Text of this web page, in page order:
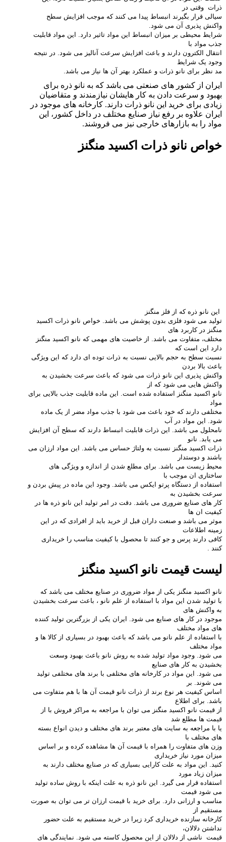
ذرات وقتی در
سیالی قرار بگیرند انبساط پیدا می کنند که موجب افزایش سطح
واکنش پذیری آن می شود.
شرایط محیطی بر میزان انبساط این مواد تاثیر دارد. این مواد قابلیت
جذب مواد با
انتقال الکترون دارند و باعث افزایش سرعت آنالیز می شود. در نتیجه
وجود یک شرایط
مد نظر برای نانو ذرات و عملکرد بهتر آن ها نیاز می باشد
ایران از کشور های صنعتی می باشد که به نانو ذره برای
بهبود و سرعت دادن به کار هایشان نیازمندند و متقاضیان
زیادی برای خرید این نانو ذرات دارند. کارخانه های موجود در
ایران علاوه بر رفع نیاز صنایع مختلف در داخل کشور، این
مواد را به بازارهای خارجی نیز می فروشند.
خواص نانو ذرات اکسید منگنز
این نانو ذره که از فلز منگنز
تولید می شود فلزی بدون پوشش می باشد. خواص نانو ذرات اکسید
منگنز در کاربرد های
مختلف، متفاوت می باشد. از خاصیت های مهمی که نانو اکسید منگنز
دارد این است که
نسبت سطح به حجم بالایی نسبت به ذرات توده ای دارد که این ویژگی
باعث بالا بردن
واکنش پذیری این نانو ذرات می شود که باعث سرعت بخشیدن به
واکنش هایی می شود که از
نانو اکسید منگنز استفاده شده است. این ماده قابلیت جذب بالایی برای
مواد
مختلفی دارند که خود باعث می شود با جذب مواد مضر از یک ماده
شود. این مواد در آب
نامحلول می باشد. این ذرات قابلیت انبساط دارند که سطح آن افزایش
می یابد. نانو
ذرات اکسید منگنز نسبت به ولتاژ حساس می باشد. این مواد ارزان می
باشند و دوستدار
محیط زیست می باشد. برای مطلع شدن از اندازه و ویژگی های
ساختاری ان موجب با
استفاده از دستگاه پرتو ایکس می باشد. وجود این ماده در پیش بردن و
سرعت بخشیدن به
کار های صنایع ضروری می باشد. دقت در امر تولید این نانو ذره ها در
کیفیت ان ها
موثر می باشد و صنعت داران قبل از خرید باید از افرادی که در این
زمینه اطلاعات
کافی دارند پرس و جو کنند تا محصول با کیفیت مناسب را خریداری
کنند .
لیست قیمت نانو اکسید منگنز
نانو اکسید منگنز یکی از مواد ضروری در صنایع مختلف می باشد که
با تولید شدن این مواد با استفاده از علم نانو ، باعث سرعت بخشیدن
به واکنش های
موجود در کار های صنایع می شود. ایران یکی از بزرگترین تولید کننده
های مواد مختلف
با استفاده از علم نانو می باشد که باعث بهبود در بسیاری از کالا ها و
مواد مختلف
می شود. وجود مواد تولید شده به روش نانو باعث بهبود وسعت
بخشیدن به کار های صنایع
می شود. این مواد در کارخانه های مختلفی با برند های مختلفی تولید
می شوند. بر
اساس کیفیت هر نوع برند از ذرات نانو قیمت آن ها با هم متفاوت می
باشد. برای اطلاع
از قیمت نانو اکسید منگنز می توان با مراجعه به مراکز فروش با از
قیمت ها مطلع شد
یا با مراجعه به سایت های معتبر برند های مختلف و دیدن انواع بسته
های مختلف با
وزن های متفاوت را همراه با قیمت آن ها مشاهده کرده و بر اساس
میزان مورد نیاز خریداری
کنید. این مواد به علت کارایی بسیاری که در صنایع مختلف دارند به
میزان زیاد مورد
استفاده قرار می گیرد. این نانو ذره به علت اینکه با روش ساده تولید
می شود قیمت
مناسب و ارزانی دارد. برای خرید با قیمت ارزان تر می توان به صورت
مستقیم از
کارخانه سازنده خریداری کرد زیرا در خرید مستقیم به علت حضور
نداشتن دلالان،
قیمت ناشی از دلالان از این محصول کاسته می شود. نمایندگی های